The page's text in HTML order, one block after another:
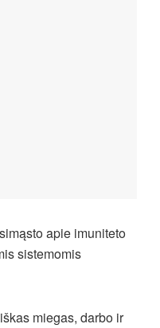
apie imuniteto
sistemomis
miegas, darbo ir